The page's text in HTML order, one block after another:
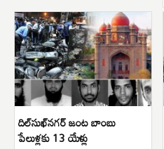
దిల్‌సుఖ్‌నగర్ జంట బాంబు
పేలుళ్లకు 13 యేళ్లు